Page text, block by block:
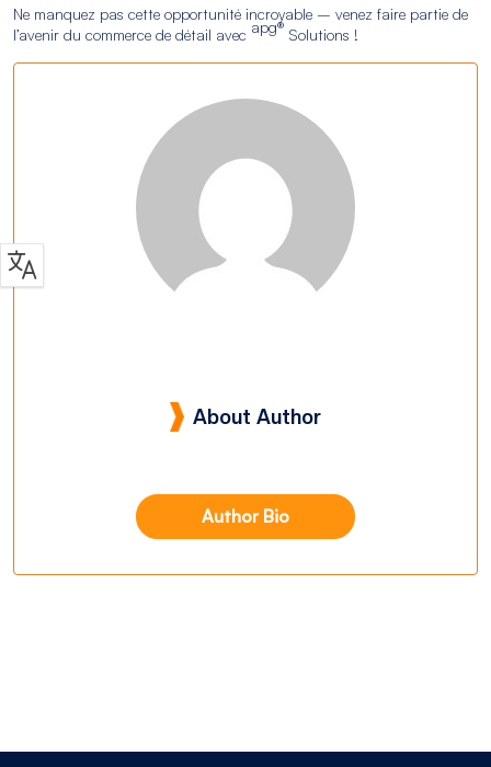
Ne manquez pas cette opportunité incroyable – venez faire partie de
l’avenir du commerce de détail avec apg® Solutions !
About Author
Author Bio